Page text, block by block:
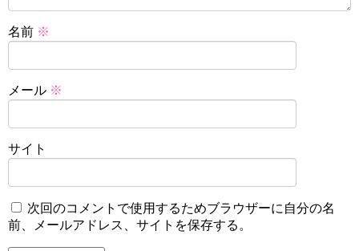
名前 ※
メール ※
サイト
次回のコメントで使用するためブラウザーに自分の名
前、メールアドレス、サイトを保存する。